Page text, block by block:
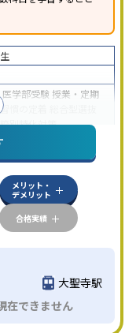
医学部受験 授業・定期
習慣の定着
別特化対策
替可能
習のみの受講可
メリット・
デメリット
合格実績
大聖寺駅
在できません